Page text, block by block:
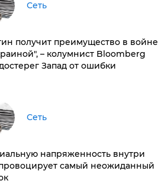
Сеть
получит преимущество в войне
– колумнист Bloomberg
Запад от ошибки
Сеть
напряженность внутри
самый неожиданный